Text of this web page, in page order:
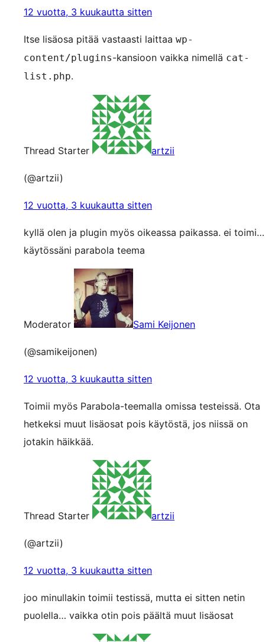
12 vuotta, 3 kuukautta sitten
Itse lisäosa pitää vastaasti laittaa wp-
content/plugins-kansioon vaikka nimellä cat-
list.php.
Thread Starter artzii
(@artzii)
12 vuotta, 3 kuukautta sitten
kyllä olen ja plugin myös oikeassa paikassa. ei toimi…
käytössäni parabola teema
Moderator Sami Keijonen
(@samikeijonen)
12 vuotta, 3 kuukautta sitten
Toimii myös Parabola-teemalla omissa testeissä. Ota
hetkeksi muut lisäosat pois käytöstä, jos niissä on
jotakin häikkää.
Thread Starter artzii
(@artzii)
12 vuotta, 3 kuukautta sitten
joo minullakin toimii testissä, mutta ei sitten netin
puolella… vaikka otin pois päältä muut lisäosat